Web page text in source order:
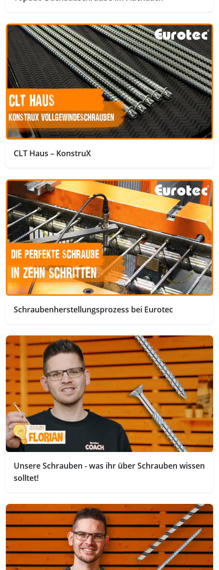
CLT Haus – KonstruX
Schraubenherstellungsprozess bei Eurotec
Unsere Schrauben - was ihr über Schrauben wissen
solltet!